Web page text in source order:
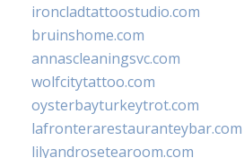
ironcladtattoostudio.com
bruinshome.com
annascleaningsvc.com
wolfcitytattoo.com
oysterbayturkeytrot.com
lafronterarestauranteybar.com
lilyandrosetearoom.com